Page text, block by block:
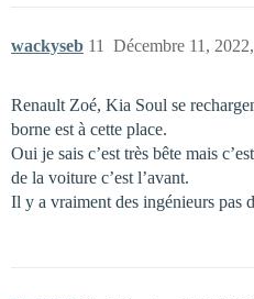
wackyseb Décembre 11,
11
Renault Zoé, Kia Soul se
borne est à cette place.
Oui je sais c’est très bête mais
de la voiture c’est l’avant.
Il y a vraiment des ingénieurs pas